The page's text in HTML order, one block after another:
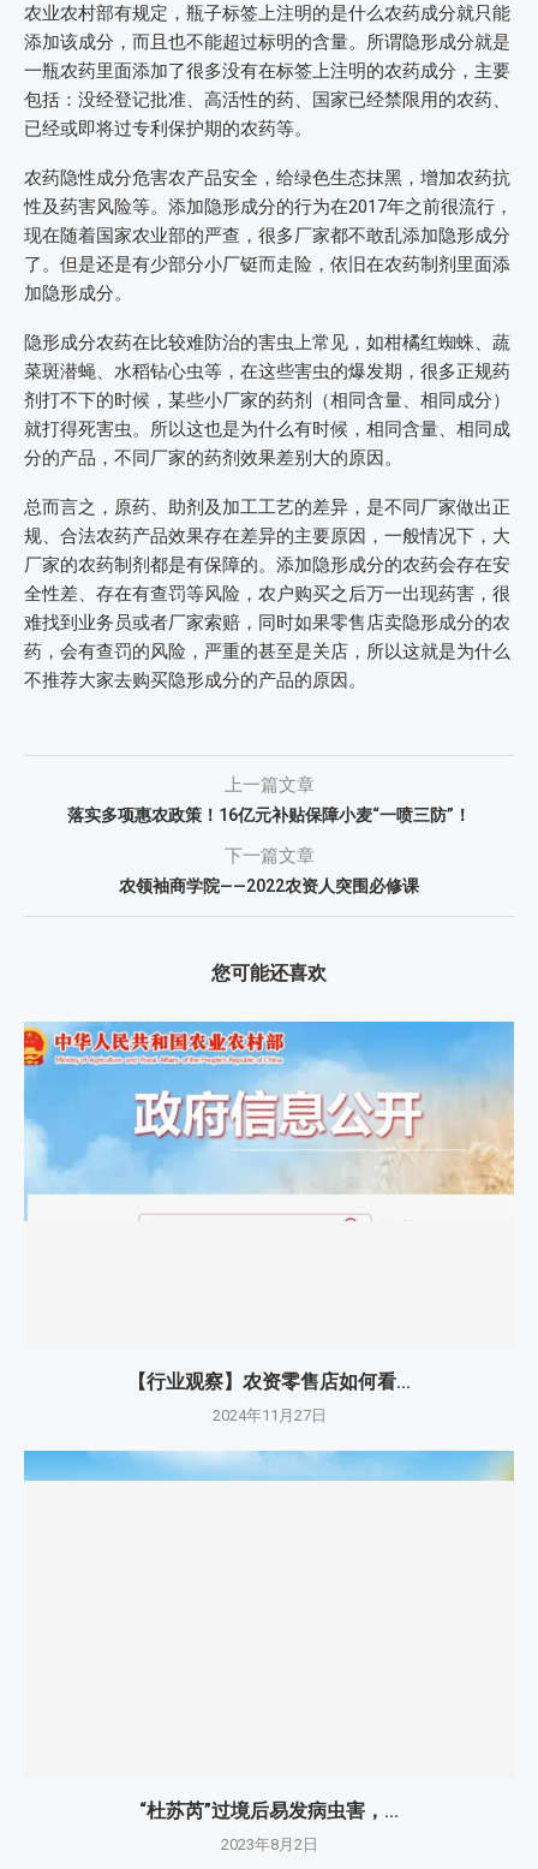
农业农村部有规定，瓶子标签上注明的是什么农药成分就只能
添加该成分，而且也不能超过标明的含量。所谓隐形成分就是
一瓶农药里面添加了很多没有在标签上注明的农药成分，主要
包括：没经登记批准、高活性的药、国家已经禁限用的农药、
已经或即将过专利保护期的农药等。
农药隐性成分危害农产品安全，给绿色生态抹黑，增加农药抗
性及药害风险等。添加隐形成分的行为在2017年之前很流行，
现在随着国家农业部的严查，很多厂家都不敢乱添加隐形成分
了。但是还是有少部分小厂铤而走险，依旧在农药制剂里面添
加隐形成分。
隐形成分农药在比较难防治的害虫上常见，如柑橘红蜘蛛、蔬
菜斑潜蝇、水稻钻心虫等，在这些害虫的爆发期，很多正规药
剂打不下的时候，某些小厂家的药剂（相同含量、相同成分）
就打得死害虫。所以这也是为什么有时候，相同含量、相同成
分的产品，不同厂家的药剂效果差别大的原因。
总而言之，原药、助剂及加工工艺的差异，是不同厂家做出正
规、合法农药产品效果存在差异的主要原因，一般情况下，大
厂家的农药制剂都是有保障的。添加隐形成分的农药会存在安
全性差、存在有查罚等风险，农户购买之后万一出现药害，很
难找到业务员或者厂家索赔，同时如果零售店卖隐形成分的农
药，会有查罚的风险，严重的甚至是关店，所以这就是为什么
不推荐大家去购买隐形成分的产品的原因。
上一篇文章
落实多项惠农政策！16亿元补贴保障小麦“一喷三防”！
下一篇文章
农领袖商学院——2022农资人突围必修课
您可能还喜欢
【行业观察】农资零售店如何看...
2024年11月27日
“杜苏芮”过境后易发病虫害，...
2023年8月2日